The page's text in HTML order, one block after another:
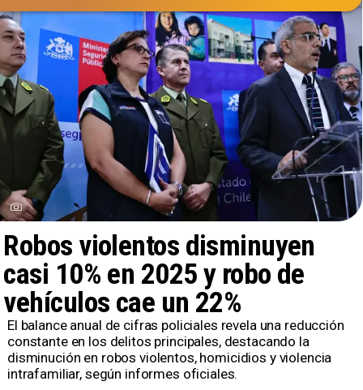
Robos violentos disminuyen
casi 10% en 2025 y robo de
vehículos cae un 22%
El balance anual de cifras policiales revela una reducción
constante en los delitos principales, destacando la
disminución en robos violentos, homicidios y violencia
intrafamiliar, según informes oficiales.